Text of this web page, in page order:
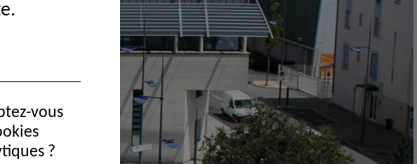
vous
?